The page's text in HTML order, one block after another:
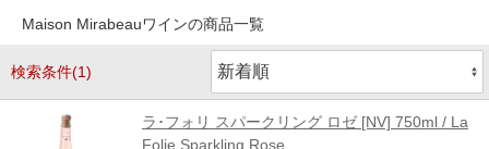
Maison Mirabeauワインの商品一覧
検索条件(1)
ラ･フォリ スパークリング ロゼ [NV] 750ml / La
Folie Sparkling Rose